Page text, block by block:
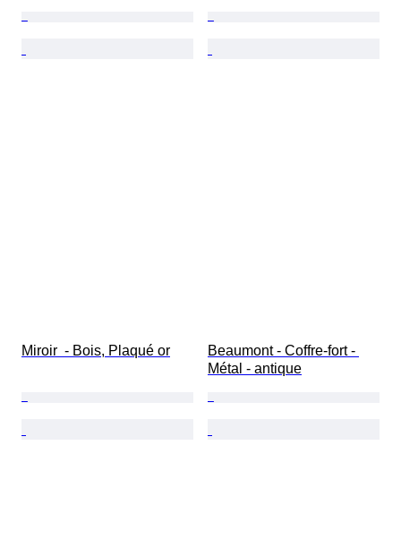
Miroir  - Bois, Plaqué or
Beaumont - Coffre-fort -
Métal - antique